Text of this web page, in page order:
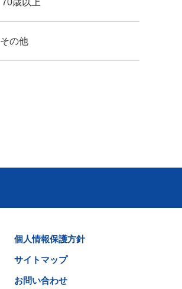
70歳以上
その他
個人情報保護方針
サイトマップ
お問い合わせ